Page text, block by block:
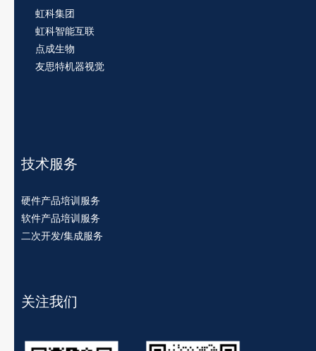
虹科集团
虹科智能互联
点成生物
友思特机器视觉
技术服务
硬件产品培训服务
软件产品培训服务
二次开发/集成服务
关注我们